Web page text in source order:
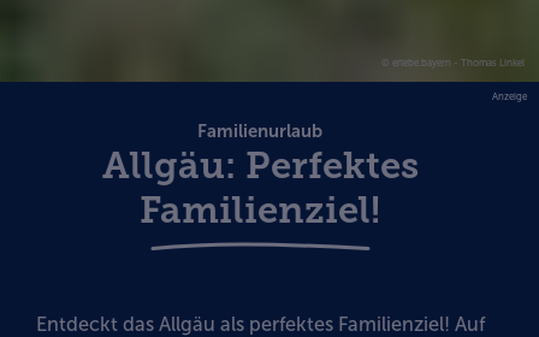
© erlebe.bayern - Thomas Linkel
Anzeige
Familienurlaub
Allgäu: Perfektes
Familienziel!
Entdeckt das Allgäu als perfektes Familienziel! Auf